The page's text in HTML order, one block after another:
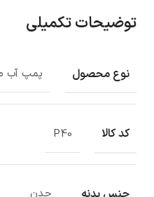
توضیحات تکمیلی
نوع محصول پمپ آب
کد کالا P40